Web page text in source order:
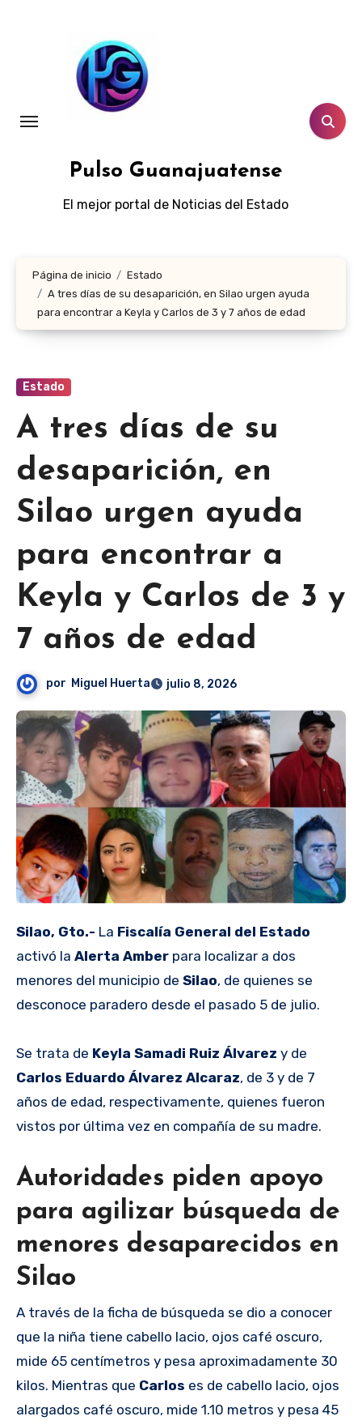
Pulso Guanajuatense
El mejor portal de Noticias del Estado
Página de inicio
Estado
A tres días de su desaparición, en Silao urgen ayuda
para encontrar a Keyla y Carlos de 3 y 7 años de edad
Estado
A tres días de su
desaparición, en
Silao urgen ayuda
para encontrar a
Keyla y Carlos de 3 y
7 años de edad
por Miguel Huerta julio 8, 2026
Silao, Gto.- La Fiscalía General del Estado
activó la Alerta Amber para localizar a dos
menores del municipio de Silao, de quienes se
desconoce paradero desde el pasado 5 de julio.
Se trata de Keyla Samadi Ruiz Álvarez y de
Carlos Eduardo Álvarez Alcaraz, de 3 y de 7
años de edad, respectivamente, quienes fueron
vistos por última vez en compañía de su madre.
Autoridades piden apoyo
para agilizar búsqueda de
menores desaparecidos en
Silao
A través de la ficha de búsqueda se dio a conocer
que la niña tiene cabello lacio, ojos café oscuro,
mide 65 centímetros y pesa aproximadamente 30
kilos. Mientras que Carlos es de cabello lacio, ojos
alargados café oscuro, mide 1.10 metros y pesa 45